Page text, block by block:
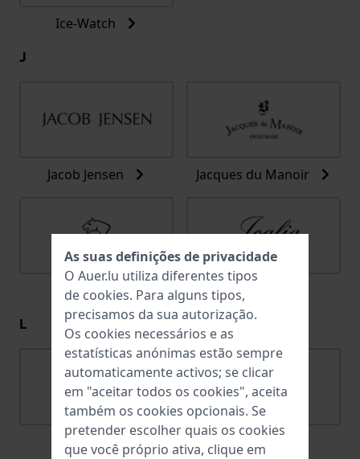
Ice-Watch
J
Jacob Jensen Jacques du Manoir
Jaguar Joalia
L
Lacoste
As suas definições de privacidade
O Auer.lu utiliza diferentes tipos
de cookies. Para alguns tipos,
precisamos da sua autorização.
Os cookies necessários e as
estatísticas anónimas estão sempre
automaticamente activos; se clicar
em "aceitar todos os cookies", aceita
também os cookies opcionais. Se
pretender escolher quais os cookies
que você próprio ativa, clique em